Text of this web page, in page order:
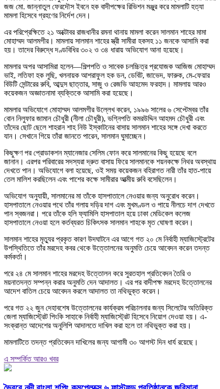
জজ মো. জান্নাতুল ফেরদৌস ইবনে হক বাদীপক্ষের রিভিশন মঞ্জুর করে মামলাটি হত্যা
মামলা হিসেবে গ্রহণের নির্দেশ দেন।
এর পরিপ্রেক্ষিতে ২১ অক্টোবর রাজধানীর রমনা থানায় মামলা করেন সালমান শাহের মামা
মোহাম্মদ আলমগীর। মামলায় সালমান শাহের স্ত্রী সামীরা হকসহ ১১ জনকে আসামি করা
হয়। তাদের বিরুদ্ধে দণ্ডবিধির ৩০২ ও ৩৪ ধারায় অভিযোগ আনা হয়েছে।
মামলার অপর আসামিরা হলেন—শিল্পপতি ও সাবেক চলচ্চিত্র প্রযোজক আজিজ মোহাম্মদ
ভাই, লতিফা হক লুছি, খলনায়ক আশরাফুল হক ডন, ডেবিট, জাভেদ, ফারুক, মে-ফেয়ার
বিউটি সেন্টারের রুবি, আব্দুস ছাত্তার, সাজু ও রেজভি আহমেদ ফরহাদ। মামলায় আরও
কয়েকজন অজ্ঞাতনামা ব্যক্তিকে আসামি করা হয়েছে।
মামলার অভিযোগে মোহাম্মদ আলমগীর উল্লেখ করেন, ১৯৯৬ সালের ৬ সেপ্টেম্বর তাঁর
বোন নিলুফার জামান চৌধুরী (নীলা চৌধুরী), ভগ্নিপতি কমরউদ্দিন আহমদ চৌধুরী এবং
তাঁদের ছোট ছেলে শাহরান শাহ নিউ ইস্কাটনের বাসায় সালমান শাহের সঙ্গে দেখা করতে
যান। সেখানে গিয়ে তাঁরা জানতে পারেন, সালমান ঘুমাচ্ছেন।
কিছুক্ষণ পর প্রোডাকশন ম্যানেজার সেলিম ফোন করে সালমানের কিছু হয়েছে বলে
জানান। এরপর পরিবারের সদস্যরা দ্রুত বাসায় ফিরে সালমানকে শয়নকক্ষে নিথর অবস্থায়
দেখতে পান। অভিযোগে বলা হয়েছে, ওই সময় কয়েকজন বহিরাগত নারী তাঁর হাত-পায়ে
তেল মালিশ করছিলেন এবং পাশের কক্ষে সামীরার আত্মীয় রুবি বসেছিলেন।
অভিযোগ অনুযায়ী, সালমানের মা তাঁকে হাসপাতালে নেওয়ার জন্য অনুরোধ করেন।
হাসপাতালে নেওয়ার পথে তাঁর গলায় দড়ির দাগ এবং মুখমণ্ডল ও পায়ে নীলচে দাগ দেখতে
পান স্বজনরা। পরে তাঁকে হলি ফ্যামিলি হাসপাতাল হয়ে ঢাকা মেডিকেল কলেজ
হাসপাতালে নেওয়া হলে কর্তব্যরত চিকিৎসক সালমান শাহকে মৃত ঘোষণা করেন।
সালমান শাহের মৃত্যুর প্রকৃত কারণ উদঘাটনে এর আগে গত ২০ মে নির্বাহী ম্যাজিস্ট্রেটের
উপস্থিতিতে তাঁর মরদেহ কবর থেকে উত্তোলনের অনুমতি চেয়ে আবেদন করেন তদন্ত
কর্মকর্তা।
পরে ২৪ মে সালমান শাহের মরদেহ উত্তোলন করে সুরতহাল প্রতিবেদন তৈরি ও
ময়নাতদন্ত সম্পন্ন করার অনুমতি দেন আদালত। এর পর বাদীপক্ষ মরদেহ উত্তোলনের
আদেশ বাতিল চেয়ে আবেদন করলে আদালত তা নথিভুক্ত করেন।
পরে গত ২২ জুন দেহাবশেষ উত্তোলনের কার্যক্রম পরিচালনার জন্য সিলেটের অতিরিক্ত
জেলা ম্যাজিস্ট্রেট পিংকি সাহাকে নির্বাহী ম্যাজিস্ট্রেট হিসেবে নিয়োগ দেওয়া হয়। এ-
সংক্রান্ত আদেশের অনুলিপি আদালতে দাখিল করা হলে তা নথিভুক্ত করা হয়।
মামলাটিতে তদন্ত প্রতিবেদন দাখিলের জন্য আগামী ৩০ আগস্ট দিন ধার্য রয়েছে।
এ সম্পর্কিত আরও খবর